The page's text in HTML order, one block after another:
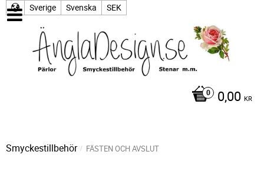
Sverige Svenska SEK
0,00 KR
Smyckestillbehör FÄSTEN OCH AVSLUT